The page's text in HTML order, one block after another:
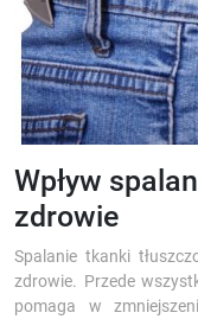
Wpływ
zdrowie
Spalanie tkanki
zdrowie. Przede
pomaga w